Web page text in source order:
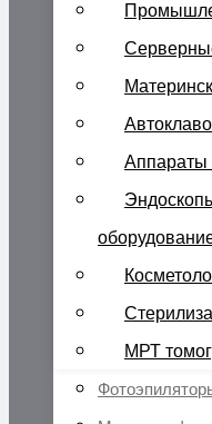
Аппараты
МРТ